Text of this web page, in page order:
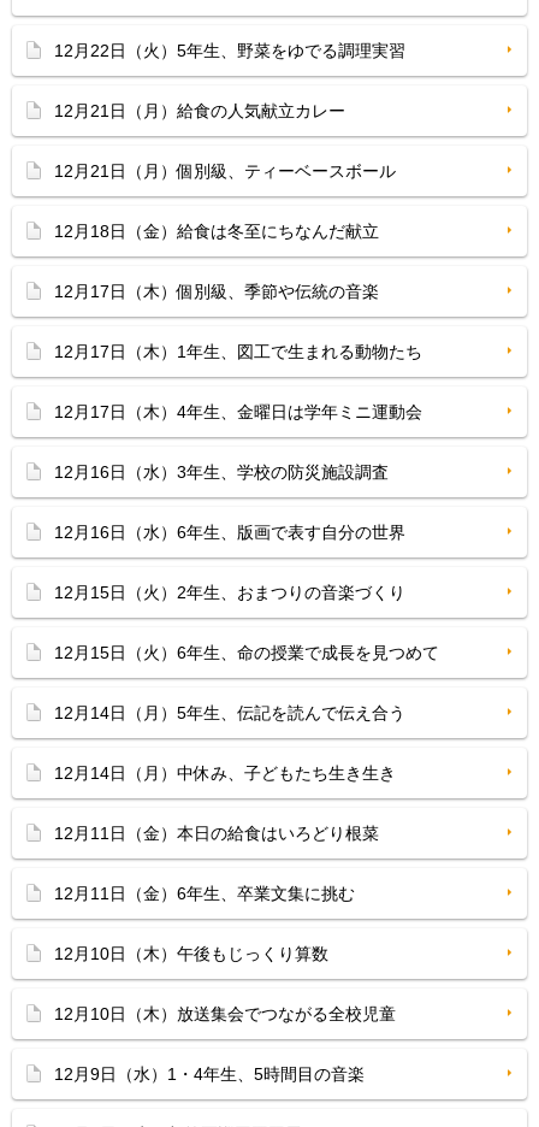
12月22日（火）5年生、野菜をゆでる調理実習
12月21日（月）給食の人気献立カレー
12月21日（月）個別級、ティーベースボール
12月18日（金）給食は冬至にちなんだ献立
12月17日（木）個別級、季節や伝統の音楽
12月17日（木）1年生、図工で生まれる動物たち
12月17日（木）4年生、金曜日は学年ミニ運動会
12月16日（水）3年生、学校の防災施設調査
12月16日（水）6年生、版画で表す自分の世界
12月15日（火）2年生、おまつりの音楽づくり
12月15日（火）6年生、命の授業で成長を見つめて
12月14日（月）5年生、伝記を読んで伝え合う
12月14日（月）中休み、子どもたち生き生き
12月11日（金）本日の給食はいろどり根菜
12月11日（金）6年生、卒業文集に挑む
12月10日（木）午後もじっくり算数
12月10日（木）放送集会でつながる全校児童
12月9日（水）1・4年生、5時間目の音楽